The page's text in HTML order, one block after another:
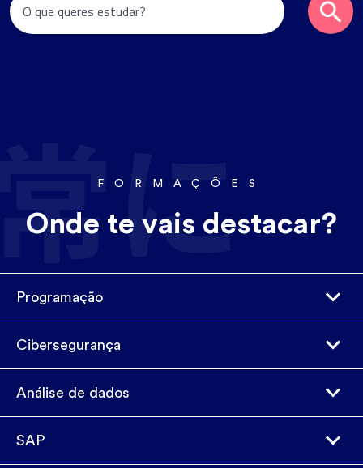
O que queres estudar?
FORMAÇÕES
Onde te vais destacar?
Programação
Cibersegurança
Análise de dados
SAP